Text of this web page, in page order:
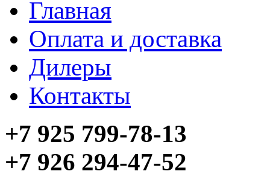
Главная
Оплата и доставка
Дилеры
Контакты
+7 925 799-78-13
+7 926 294-47-52